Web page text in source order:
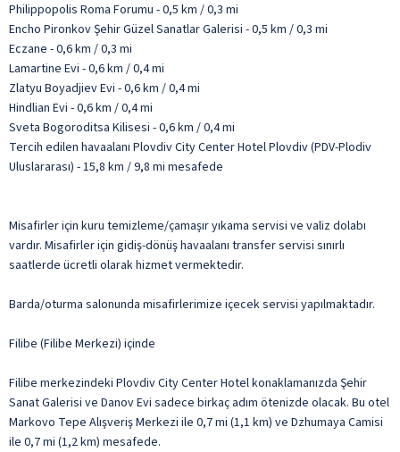
Philippopolis Roma Forumu - 0,5 km / 0,3 mi
Encho Pironkov Şehir Güzel Sanatlar Galerisi - 0,5 km / 0,3 mi
Eczane - 0,6 km / 0,3 mi
Lamartine Evi - 0,6 km / 0,4 mi
Zlatyu Boyadjiev Evi - 0,6 km / 0,4 mi
Hindlian Evi - 0,6 km / 0,4 mi
Sveta Bogoroditsa Kilisesi - 0,6 km / 0,4 mi
Tercih edilen havaalanı Plovdiv City Center Hotel Plovdiv (PDV-Plodiv
Uluslararası) - 15,8 km / 9,8 mi mesafede
Misafirler için kuru temizleme/çamaşır yıkama servisi ve valiz dolabı
vardır. Misafirler için gidiş-dönüş havaalanı transfer servisi sınırlı
saatlerde ücretli olarak hizmet vermektedir.
Barda/oturma salonunda misafirlerimize içecek servisi yapılmaktadır.
Filibe (Filibe Merkezi) içinde
Filibe merkezindeki Plovdiv City Center Hotel konaklamanızda Şehir
Sanat Galerisi ve Danov Evi sadece birkaç adım ötenizde olacak. Bu otel
Markovo Tepe Alışveriş Merkezi ile 0,7 mi (1,1 km) ve Dzhumaya Camisi
ile 0,7 mi (1,2 km) mesafede.